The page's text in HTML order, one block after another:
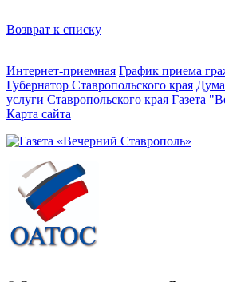
Возврат к списку
Интернет-приемная График приема
Губернатор Ставропольского края
услуги Ставропольского края Газета
Карта сайта